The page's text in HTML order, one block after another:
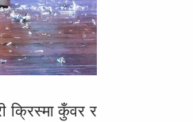
क्रिस्मा कुँवर र